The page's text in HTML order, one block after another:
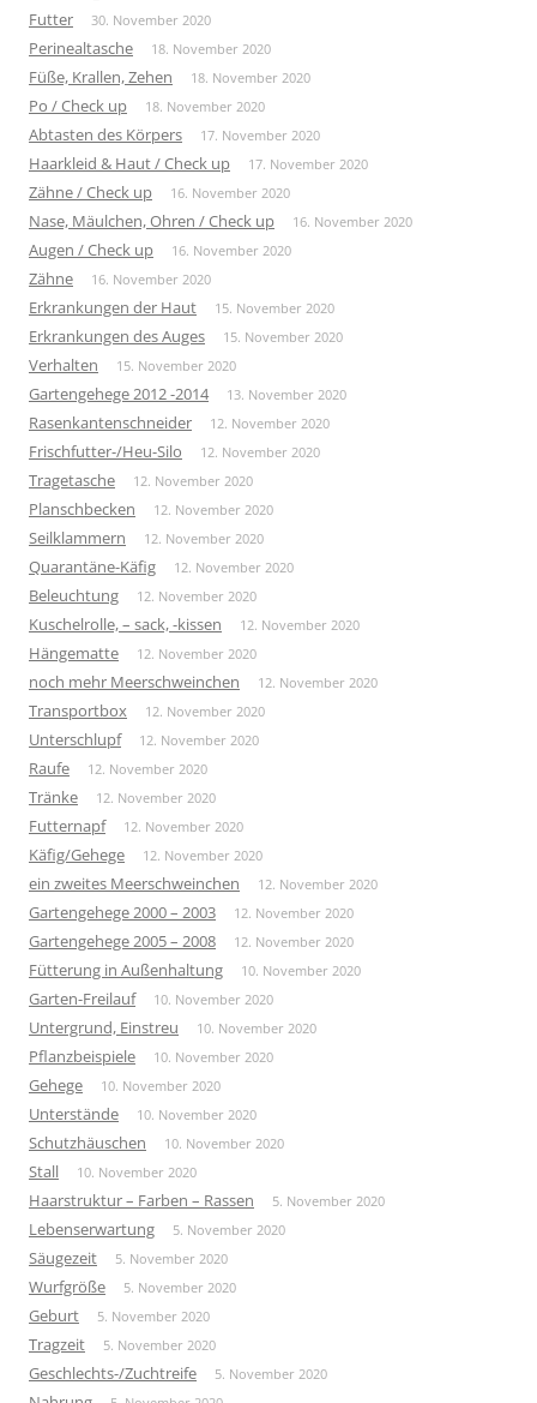
Futter 30. November 2020
Perinealtasche 18. November 2020
Füße, Krallen, Zehen 18. November 2020
Po / Check up 18. November 2020
Abtasten des Körpers 17. November 2020
Haarkleid & Haut / Check up 17. November 2020
Zähne / Check up 16. November 2020
Nase, Mäulchen, Ohren / Check up 16. November 2020
Augen / Check up 16. November 2020
Zähne 16. November 2020
Erkrankungen der Haut 15. November 2020
Erkrankungen des Auges 15. November 2020
Verhalten 15. November 2020
Gartengehege 2012 -2014 13. November 2020
Rasenkantenschneider 12. November 2020
Frischfutter-/Heu-Silo 12. November 2020
Tragetasche 12. November 2020
Planschbecken 12. November 2020
Seilklammern 12. November 2020
Quarantäne-Käfig 12. November 2020
Beleuchtung 12. November 2020
Kuschelrolle, – sack, -kissen 12. November 2020
Hängematte 12. November 2020
noch mehr Meerschweinchen 12. November 2020
Transportbox 12. November 2020
Unterschlupf 12. November 2020
Raufe 12. November 2020
Tränke 12. November 2020
Futternapf 12. November 2020
Käfig/Gehege 12. November 2020
ein zweites Meerschweinchen 12. November 2020
Gartengehege 2000 – 2003 12. November 2020
Gartengehege 2005 – 2008 12. November 2020
Fütterung in Außenhaltung 10. November 2020
Garten-Freilauf 10. November 2020
Untergrund, Einstreu 10. November 2020
Pflanzbeispiele 10. November 2020
Gehege 10. November 2020
Unterstände 10. November 2020
Schutzhäuschen 10. November 2020
Stall 10. November 2020
Haarstruktur – Farben – Rassen 5. November 2020
Lebenserwartung 5. November 2020
Säugezeit 5. November 2020
Wurfgröße 5. November 2020
Geburt 5. November 2020
Tragzeit 5. November 2020
Geschlechts-/Zuchtreife 5. November 2020